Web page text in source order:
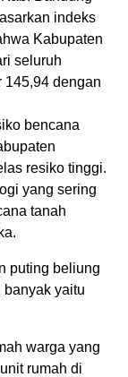
indeks
Kabupaten
seluruh
145,94 dengan
bencana
resiko tinggi.
yang sering
tanah
puting beliung
yaitu
warga yang
rumah di